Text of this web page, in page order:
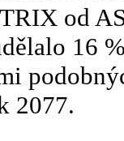
od
16
2077.